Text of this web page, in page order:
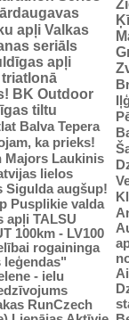
apļi Valkas
seriāls
apļi
BK Outdoor
tiltu
Balva Tepera
ka prieks!
Majors Laukinis
lielos
Sigulda augšup!
Pusplikie valda
apļi TALSU
100km - LV100
rogaininga
leģendas"
- ielu
RunCzech